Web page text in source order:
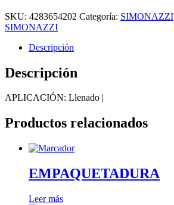
SKU: 4283654202 Categoría: SIMONAZZI
SIMONAZZI
Descripción
Descripción
APLICACIÓN: Llenado |
Productos relacionados
EMPAQUETADURA
Leer más